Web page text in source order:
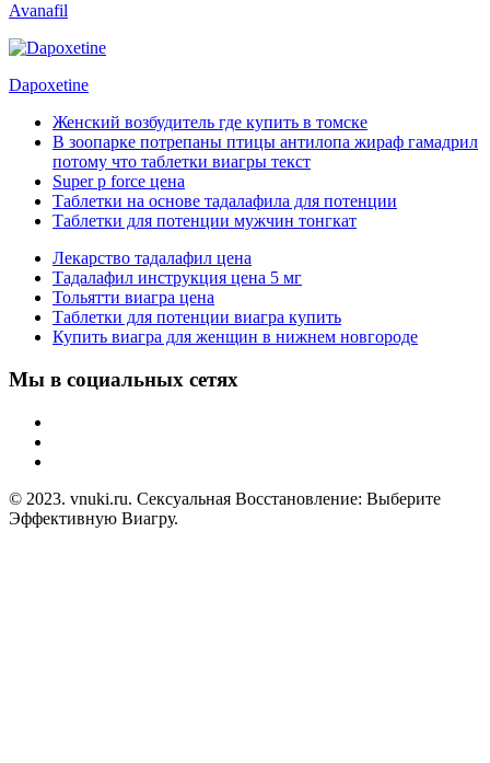
Avanafil
Dapoxetine
Женский возбудитель где купить в томске
В зоопарке потрепаны птицы антилопа жираф гамадрил
потому что таблетки виагры текст
Super p force цена
Таблетки на основе тадалафила для потенции
Таблетки для потенции мужчин тонгкат
Лекарство тадалафил цена
Тадалафил инструкция цена 5 мг
Тольятти виагра цена
Таблетки для потенции виагра купить
Купить виагра для женщин в нижнем новгороде
Мы в социальных сетях
© 2023. vnuki.ru. Сексуальная Восстановление: Выберите
Эффективную Виагру.